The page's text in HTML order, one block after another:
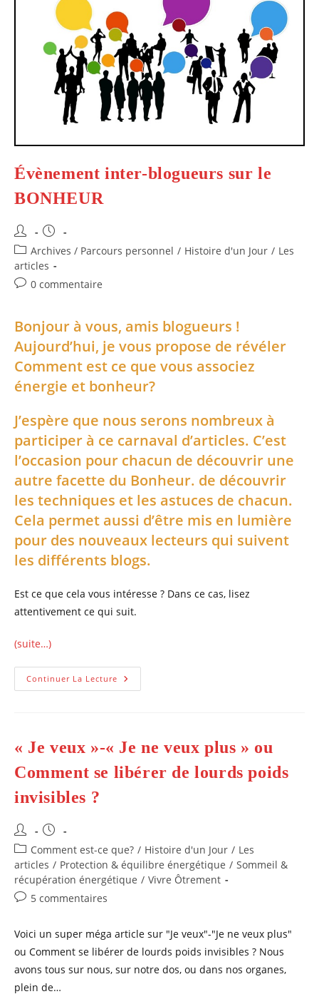
Évènement inter-blogueurs sur le
BONHEUR
Auteur/autrice
de
la
publication :
Publication
publiée :
Post
category:
Archives / Parcours personnel / Histoire d'un Jour / Les
articles
Commentaires
publication :
0 commentaire
Bonjour à vous, amis blogueurs !
Aujourd’hui, je vous propose de révéler
Comment est ce que vous associez
énergie et bonheur?
J’espère que nous serons nombreux à
participer à ce carnaval d’articles. C’est
l’occasion pour chacun de découvrir une
autre facette du Bonheur. de découvrir
les techniques et les astuces de chacun.
Cela permet aussi d’être mis en lumière
pour des nouveaux lecteurs qui suivent
les différents blogs.
Est ce que cela vous intéresse ? Dans ce cas, lisez
attentivement ce qui suit.
(suite…)
Continuer La Lecture Évènement
Inter-
« Je veux »-« Je ne veux plus » ou
Comment se libérer de lourds poids
invisibles ?
Auteur/autrice
de
la
publication :
Publication
publiée :
Post
category:
Comment est-ce que? / Histoire d'un Jour / Les
articles / Protection & équilibre énergétique / Sommeil &
récupération énergétique / Vivre Ôtrement
Commentaires
la
publication :
5 commentaires
Voici un super méga article sur "Je veux"-"Je ne veux plus"
ou Comment se libérer de lourds poids invisibles ? Nous
avons tous sur nous, sur notre dos, ou dans nos organes,
plein de…